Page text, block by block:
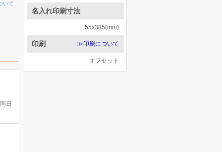
いて
日
名入れ印刷寸法
55x385(mm)
印刷 ≫印刷について
オフセット